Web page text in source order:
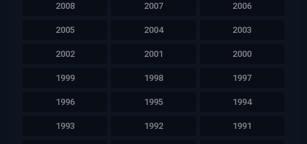
2008 2007 2006
2005 2004 2003
2002 2001 2000
1999 1998 1997
1996 1995 1994
1993 1992 1991